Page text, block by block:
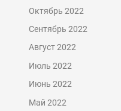
Октябрь 2022
Сентябрь 2022
Август 2022
Июль 2022
Июнь 2022
Май 2022